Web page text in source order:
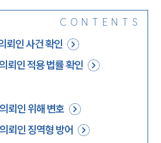
CONTENTS
뢰인 사건 확인
뢰인 적용 법률 확인
뢰인 위해 변호
뢰인 징역형 방어